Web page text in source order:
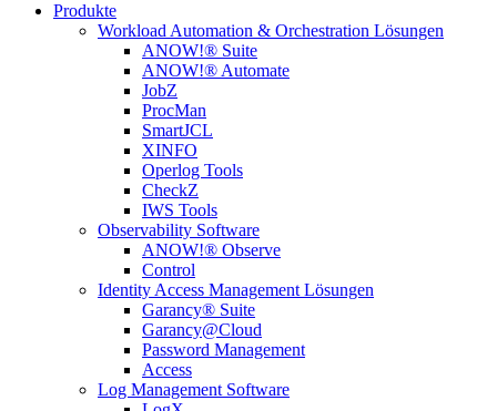
Produkte
Workload Automation & Orchestration Lösungen
ANOW!® Suite
ANOW!® Automate
JobZ
ProcMan
SmartJCL
XINFO
Operlog Tools
CheckZ
IWS Tools
Observability Software
ANOW!® Observe
Control
Identity Access Management Lösungen
Garancy® Suite
Garancy@Cloud
Password Management
Access
Log Management Software